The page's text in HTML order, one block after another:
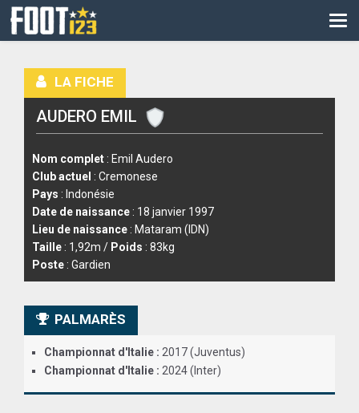
CM
LIGUE DES CHAMPIONS
LES DIRECTS
LIGUE 1
LIGUE 2
NATIONAL
COUPE DE FRANCE
COUPE DE LA LIGUE
LA FICHE
AUDERO EMIL
Nom complet : Emil Audero
Club actuel : Cremonese
Pays : Indonésie
Date de naissance : 18 janvier 1997
Lieu de naissance : Mataram (IDN)
Taille : 1,92m / Poids : 83kg
Poste : Gardien
PALMARÈS
Championnat d'Italie : 2017 (Juventus)
Championnat d'Italie : 2024 (Inter)